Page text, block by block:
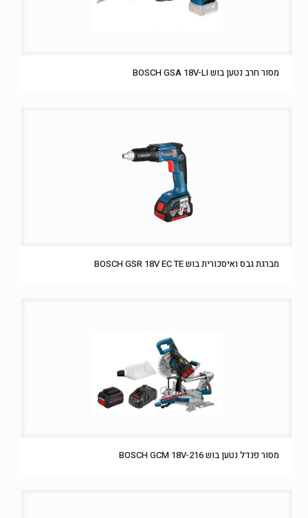
מסור חרב נטען בוש BOSCH GSA 18V-LI
מברגת גבס ואיסכורית בוש BOSCH GSR 18V EC TE
מסור פנדל נטען בוש BOSCH GCM 18V-216